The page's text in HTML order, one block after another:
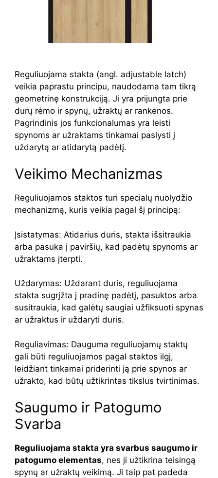
Reguliuojama stakta (angl. adjustable latch)
veikia paprastu principu, naudodama tam tikrą
geometrinę konstrukciją. Ji yra prijungta prie
durų rėmo ir spynų, užraktų ar rankenos.
Pagrindinis jos funkcionalumas yra leisti
spynoms ar užraktams tinkamai paslysti į
uždarytą ar atidarytą padėtį.
Veikimo Mechanizmas
Reguliuojamos staktos turi specialų nuolydžio
mechanizmą, kuris veikia pagal šį principą:
Įsistatymas: Atidarius duris, stakta išsitraukia
arba pasuka į paviršių, kad padėtų spynoms ar
užraktams įterpti.
Uždarymas: Uždarant duris, reguliuojama
stakta sugrįžta į pradinę padėtį, pasuktos arba
susitraukia, kad galėtų saugiai užfiksuoti spynas
ar užraktus ir uždaryti duris.
Reguliavimas: Dauguma reguliuojamų staktų
gali būti reguliuojamos pagal staktos ilgį,
leidžiant tinkamai priderinti ją prie spynos ar
užrakto, kad būtų užtikrintas tikslus tvirtinimas.
Saugumo ir Patogumo
Svarba
Reguliuojama stakta yra svarbus saugumo ir
patogumo elementas, nes ji užtikrina teisingą
spynų ar užraktų veikimą. Ji taip pat padeda